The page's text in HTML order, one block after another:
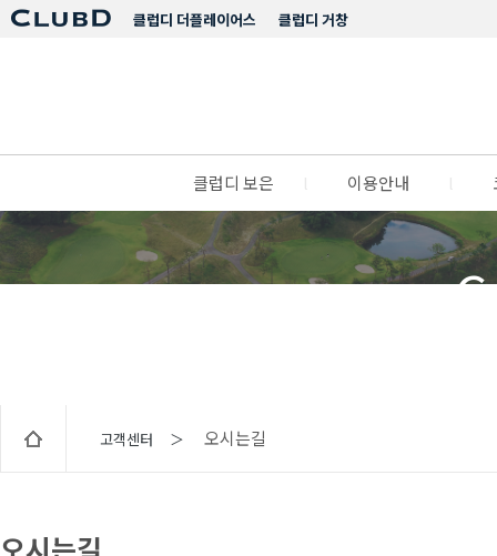
클럽디 거창
클럽디 더플레이어스
클럽디 보은 이용안내
고객센터 ＞ 오시는길